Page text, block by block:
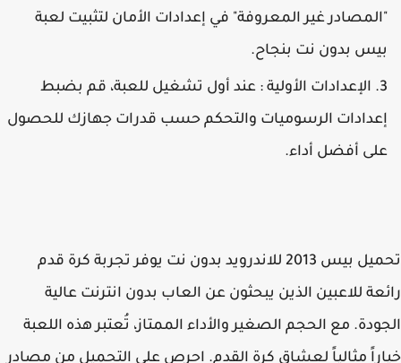
غير المعروفة" في إعدادات الأمان لتثبيت لعبة
بدون نت بنجاح.
الإعدادات الأولية : عند أول تشغيل للعبة، قم بضبط
الرسوميات والتحكم حسب قدرات جهازك للحصول
أفضل أداء.
تحميل بيس 2013 للاندرويد بدون نت يوفر تجربة كرة قدم
للاعبين الذين يبحثون عن العاب بدون انترنت عالية
مع الحجم الصغير والأداء الممتاز، تُعتبر هذه اللعبة
مثالياً لعشاق كرة القدم. احرص على التحميل من مصادر